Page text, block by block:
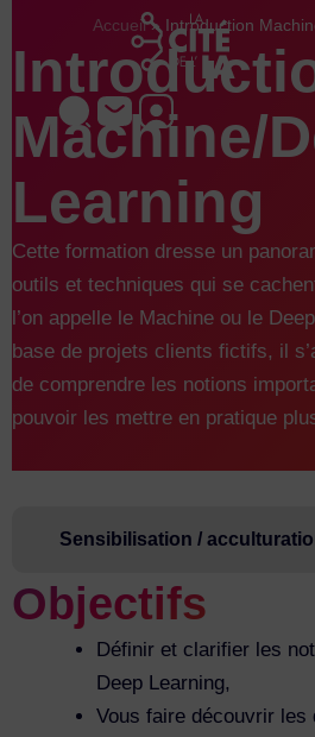
au
contenu
Accueil» Introduction
Machine/
Learning
Cette formation dresse un
outils et techniques qui se
l’on appelle le Machine ou le
base de projets clients fictifs, il
de comprendre les notions
pouvoir les mettre en pratique
Sensibilisation /
Objectifs
Définir et clarifier les
Deep Learning,
Vous faire découvrir